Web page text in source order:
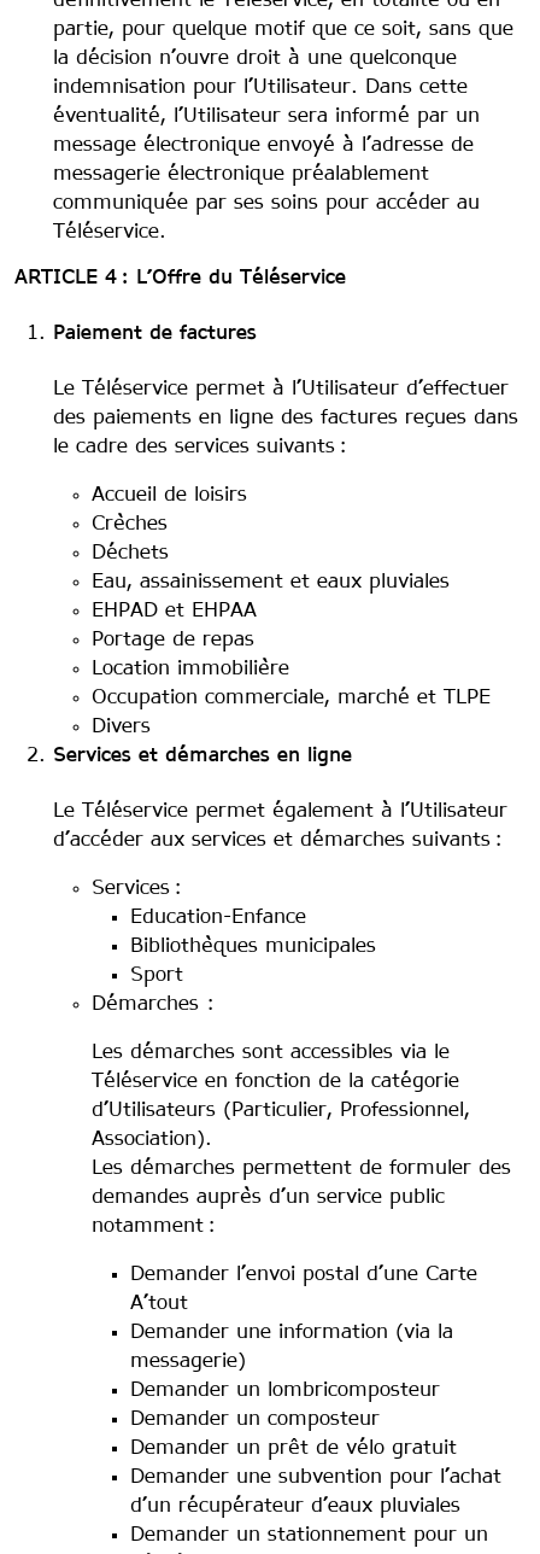
partie, pour quelque motif que ce soit, sans que
la décision n’ouvre droit à une quelconque
indemnisation pour l’Utilisateur. Dans cette
éventualité, l’Utilisateur sera informé par un
message électronique envoyé à l’adresse de
messagerie électronique préalablement
communiquée par ses soins pour accéder au
Téléservice.
ARTICLE 4 : L’Offre du Téléservice
Paiement de factures
Le Téléservice permet à l’Utilisateur d’effectuer
des paiements en ligne des factures reçues dans
le cadre des services suivants :
Accueil de loisirs
Crèches
Déchets
Eau, assainissement et eaux pluviales
EHPAD et EHPAA
Portage de repas
Location immobilière
Occupation commerciale, marché et TLPE
Divers
Services et démarches en ligne
Le Téléservice permet également à l’Utilisateur
d’accéder aux services et démarches suivants :
Services :
Education-Enfance
Bibliothèques municipales
Sport
Démarches :
Les démarches sont accessibles via le
Téléservice en fonction de la catégorie
d’Utilisateurs (Particulier, Professionnel,
Association).
Les démarches permettent de formuler des
demandes auprès d’un service public
notamment :
Demander l’envoi postal d’une Carte
A’tout
Demander une information (via la
messagerie)
Demander un lombricomposteur
Demander un composteur
Demander un prêt de vélo gratuit
Demander une subvention pour l’achat
d’un récupérateur d’eaux pluviales
Demander un stationnement pour un